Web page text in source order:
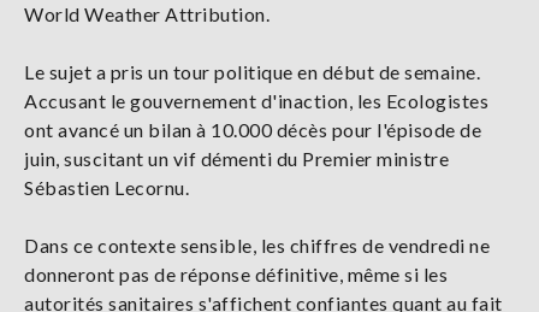
World Weather Attribution.
Le sujet a pris un tour politique en début de semaine.
Accusant le gouvernement d'inaction, les Ecologistes
ont avancé un bilan à 10.000 décès pour l'épisode de
juin, suscitant un vif démenti du Premier ministre
Sébastien Lecornu.
Dans ce contexte sensible, les chiffres de vendredi ne
donneront pas de réponse définitive, même si les
autorités sanitaires s'affichent confiantes quant au fait